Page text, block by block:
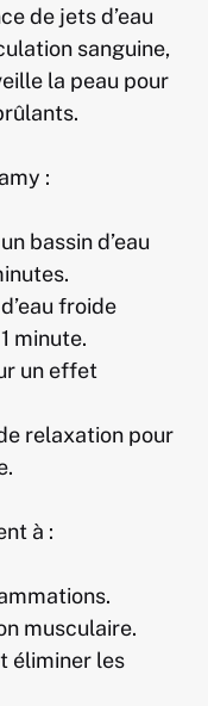
de jets d’eau
sanguine,
la peau pour
:
bassin d’eau
froide
minute.
un effet
relaxation pour
à :
musculaire.
éliminer les